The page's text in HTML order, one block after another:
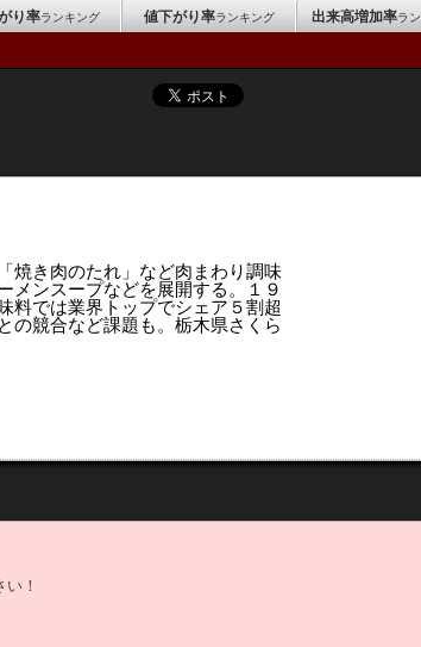
り率ランキング 値下がり率ランキング 出来高増加率ラ
焼き肉のたれ」など肉まわり調味
メンスープなどを展開する。１９
料では業界トップでシェア５割超
の競合など課題も。栃木県さくら
！